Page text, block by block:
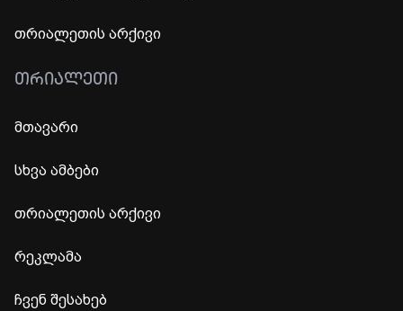
თრიალეთის არქივი
ᲗᲠᲘᲐᲚᲔᲗᲘ
მთავარი
სხვა ამბები
თრიალეთის არქივი
რეკლამა
ჩვენ შესახებ